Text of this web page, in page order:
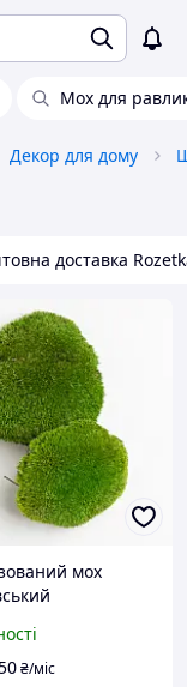
Мох для
Декор для дому
доставка
мох
₴/міс